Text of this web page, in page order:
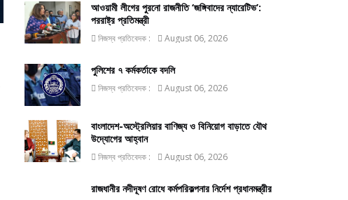
আওয়ামী লীগের পুরনো রাজনীতি ‘জঙ্গিবাদের ন্যারেটিভ’:
পররাষ্ট্র প্রতিমন্ত্রী
নিজস্ব প্রতিবেদক : August 06, 2026
পুলিশের ৭ কর্মকর্তাকে বদলি
নিজস্ব প্রতিবেদক : August 06, 2026
বাংলাদেশ-অস্ট্রেলিয়ার বাণিজ্য ও বিনিয়োগ বাড়াতে যৌথ
উদ্যোগের আহ্বান
নিজস্ব প্রতিবেদক : August 06, 2026
রাজধানীর নদীদূষণ রোধে কর্মপরিকল্পনার নির্দেশ প্রধানমন্ত্রীর